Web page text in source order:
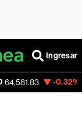
Ingresar
-0.32% ETH/USD